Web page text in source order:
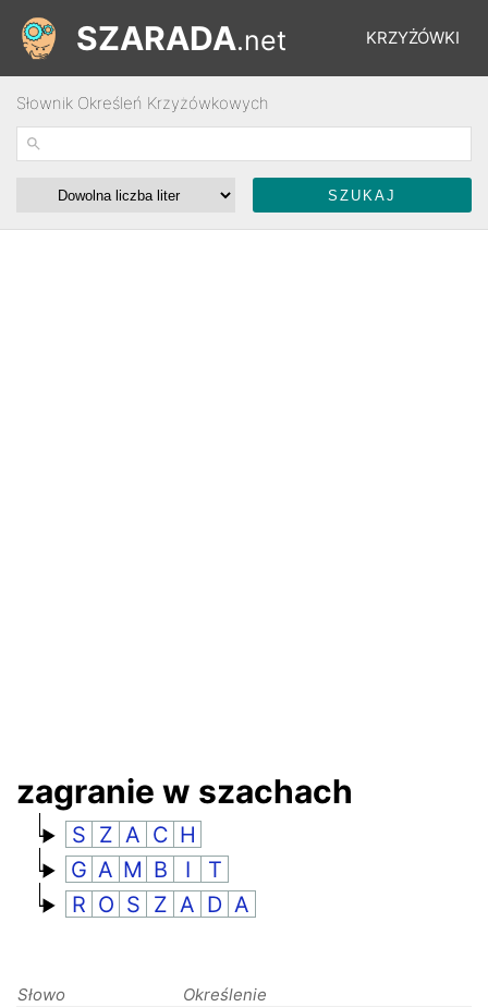
KRZYŻÓWKI
ŁAMIGŁÓWKI
SZARADA.net
Słownik Określeń Krzyżówkowych
zagranie w szachach
S Z A C H
G A M B I
T
R O S Z A D A
Słowo Określenie